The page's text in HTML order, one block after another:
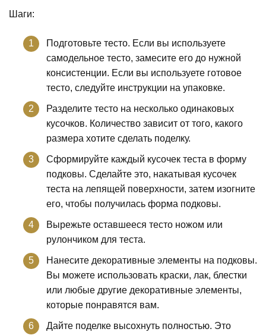
Шаги:
Подготовьте тесто. Если вы используете
самодельное тесто, замесите его до нужной
консистенции. Если вы используете готовое
тесто, следуйте инструкции на упаковке.
Разделите тесто на несколько одинаковых
кусочков. Количество зависит от того, какого
размера хотите сделать поделку.
Сформируйте каждый кусочек теста в форму
подковы. Сделайте это, накатывая кусочек
теста на лепящей поверхности, затем изогните
его, чтобы получилась форма подковы.
Вырежьте оставшееся тесто ножом или
рулончиком для теста.
Нанесите декоративные элементы на подковы.
Вы можете использовать краски, лак, блестки
или любые другие декоративные элементы,
которые понравятся вам.
Дайте поделке высохнуть полностью. Это